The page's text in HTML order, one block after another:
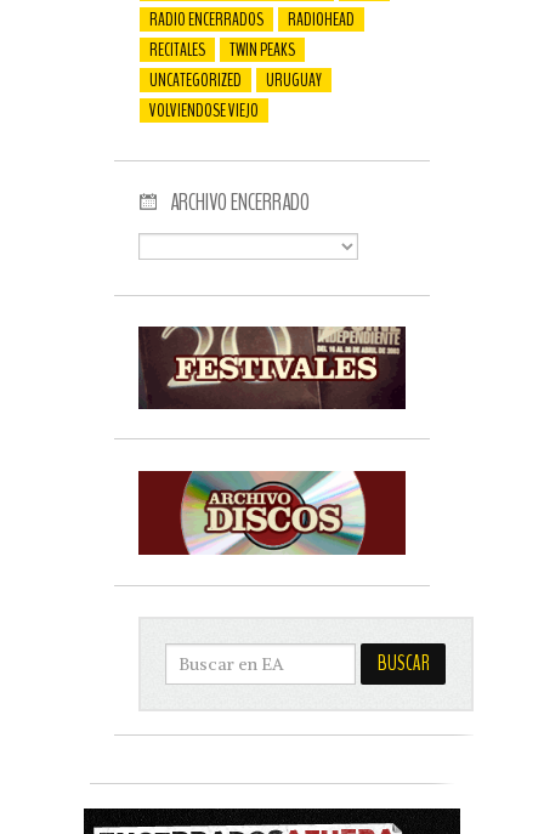
RADIO ENCERRADOS
RADIOHEAD
RECITALES
TWIN PEAKS
UNCATEGORIZED
URUGUAY
VOLVIENDOSE VIEJO
ARCHIVO ENCERRADO